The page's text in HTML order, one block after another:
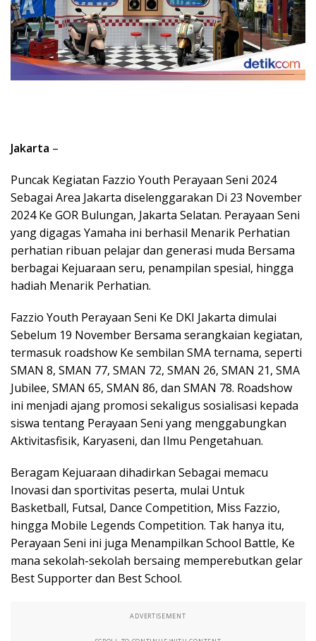
Jakarta –
Puncak Kegiatan Fazzio Youth Perayaan Seni 2024
Sebagai Area Jakarta diselenggarakan Di 23 November
2024 Ke GOR Bulungan, Jakarta Selatan. Perayaan Seni
yang digagas Yamaha ini berhasil Menarik Perhatian
perhatian ribuan pelajar dan generasi muda Bersama
berbagai Kejuaraan seru, penampilan spesial, hingga
hadiah Menarik Perhatian.
Fazzio Youth Perayaan Seni Ke DKI Jakarta dimulai
Sebelum 19 November Bersama serangkaian kegiatan,
termasuk roadshow Ke sembilan SMA ternama, seperti
SMAN 8, SMAN 77, SMAN 72, SMAN 26, SMAN 21, SMA
Jubilee, SMAN 65, SMAN 86, dan SMAN 78. Roadshow
ini menjadi ajang promosi sekaligus sosialisasi kepada
siswa tentang Perayaan Seni yang menggabungkan
Aktivitasfisik, Karyaseni, dan Ilmu Pengetahuan.
Beragam Kejuaraan dihadirkan Sebagai memacu
Inovasi dan sportivitas peserta, mulai Untuk
Basketball, Futsal, Dance Competition, Miss Fazzio,
hingga Mobile Legends Competition. Tak hanya itu,
Perayaan Seni ini juga Menampilkan School Battle, Ke
mana sekolah-sekolah bersaing memperebutkan gelar
Best Supporter dan Best School.
ADVERTISEMENT